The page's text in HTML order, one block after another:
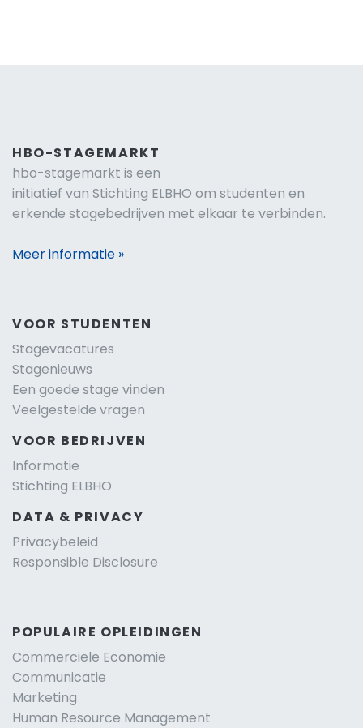
HBO-STAGEMARKT
hbo-stagemarkt is een
initiatief van Stichting ELBHO om studenten en
erkende stagebedrijven met elkaar te verbinden.
Meer informatie »
VOOR STUDENTEN
Stagevacatures
Stagenieuws
Een goede stage vinden
Veelgestelde vragen
VOOR BEDRIJVEN
Informatie
Stichting ELBHO
DATA & PRIVACY
Privacybeleid
Responsible Disclosure
POPULAIRE OPLEIDINGEN
Commerciele Economie
Communicatie
Marketing
Human Resource Management